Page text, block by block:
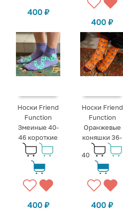
400 ₽
400₽
Носки Friend
Function
Змеиные 40-
46 короткие
400 ₽
Носки Friend
Function
Оранжевые
коняшки 36-
40
400₽